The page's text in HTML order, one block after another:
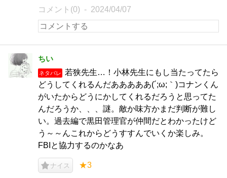
コメント(0) 2024/04/07
ちい
ネタバレ
若狭先生…！小林先生にもし当たってたら
どうしてくれるんだあああああ(´;ω;｀)コナンくん
がいたからどうにかしてくれるだろうと思ってた
んだろうか、、、謎。敵か味方かまだ判断が難し
い。過去編で黒田管理官が仲間だとわかったけど
う～～んこれからどうすすんでいくか楽しみ。
FBIと協力するのかなあ
ナイス ★3